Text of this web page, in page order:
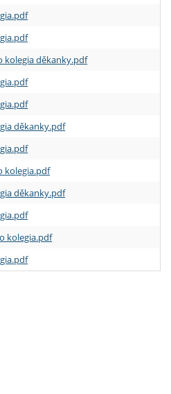
kolegia děkanky.pdf
děkanky.pdf
kolegia.pdf
děkanky.pdf
kolegia.pdf